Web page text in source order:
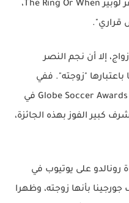
لوبيزThe Ring Or When ،
قراري".
إلا أن نجم النصر
"زوجته". ففي
Globe Soccer في
كبير الفوز بهذه الجائزة،
رونالدو على يوتيوب في
بأنها زوجته، وظهرا